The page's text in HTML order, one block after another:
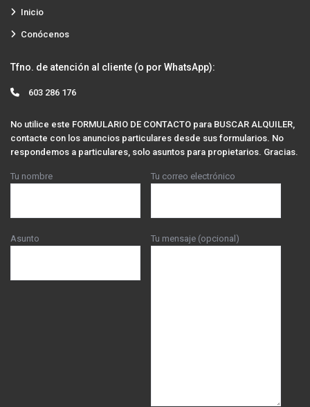
Inicio
Conócenos
Tfno. de atención al cliente (o por WhatsApp):
603 286 176
No utilice este FORMULARIO DE CONTACTO para BUSCAR ALQUILER,
contacte con los anuncios particulares desde sus formularios. No
respondemos a particulares, solo asuntos para propietarios. Gracias.
Tu nombre Tu correo electrónico
Asunto Tu mensaje (opcional)